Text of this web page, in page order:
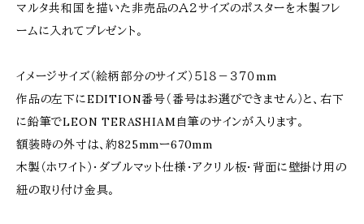
マルタ共和国を描いた非売品のＡ２サイズのポスターを木製フレ
ームに入れてプレゼント。
イメージサイズ（絵柄部分のサイズ）５１８－３７０mm
作品の左下にEDITION番号（番号はお選びできません）と、右下
に鉛筆でLEON TERASHIAM自筆のサインが入ります。
額装時の外寸は、約825mmー670mm
木製（ホワイト）・ダブルマット仕様・アクリル板・背面に壁掛け用の
紐の取り付け金具。